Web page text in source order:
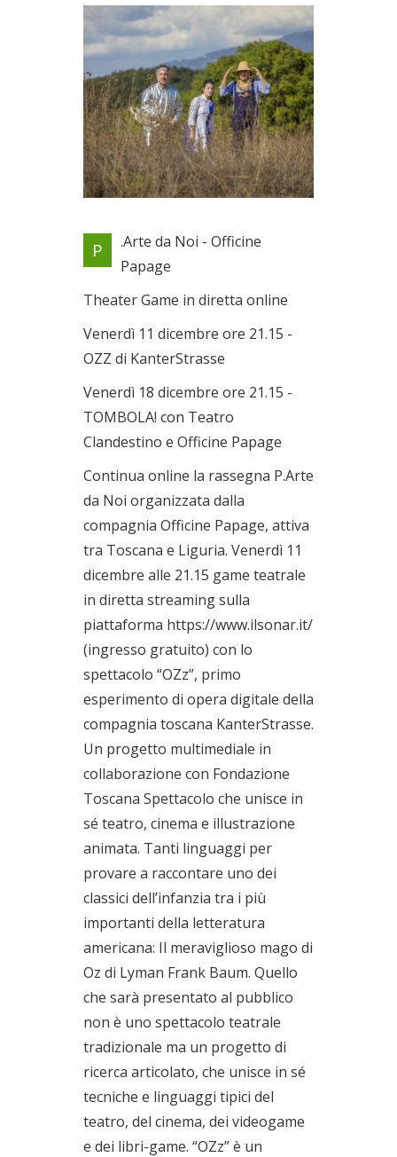
Il mago OZz e Tombola! Con
KanterStrasse e Officine
Papage
Dal 11/12/2020 al
P
.Arte da Noi - Officine
Papage
Theater Game in diretta online
Venerdì 11 dicembre ore 21.15 -
OZZ di KanterStrasse
Venerdì 18 dicembre ore 21.15 -
TOMBOLA! con Teatro
Clandestino e Officine Papage
Continua online la rassegna P.Arte
da Noi organizzata dalla
compagnia Officine Papage, attiva
tra Toscana e Liguria. Venerdì 11
dicembre alle 21.15 game teatrale
in diretta streaming sulla
piattaforma https://www.ilsonar.it/
(ingresso gratuito) con lo
spettacolo “OZz”, primo
esperimento di opera digitale della
compagnia toscana KanterStrasse.
Un progetto multimediale in
collaborazione con Fondazione
Toscana Spettacolo che unisce in
sé teatro, cinema e illustrazione
animata. Tanti linguaggi per
provare a raccontare uno dei
classici dell’infanzia tra i più
importanti della letteratura
americana: Il meraviglioso mago di
Oz di Lyman Frank Baum. Quello
che sarà presentato al pubblico
non è uno spettacolo teatrale
tradizionale ma un progetto di
ricerca articolato, che unisce in sé
tecniche e linguaggi tipici del
teatro, del cinema, dei videogame
e dei libri-game. “OZz” è un